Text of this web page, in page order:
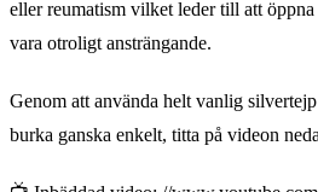
eller reumatism vilket leder till att
vara otroligt ansträngande.
Genom att använda helt vanlig
burka ganska enkelt, titta på videon